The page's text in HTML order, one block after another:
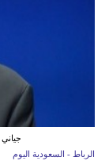
جياني
الرباط - السعودية اليوم